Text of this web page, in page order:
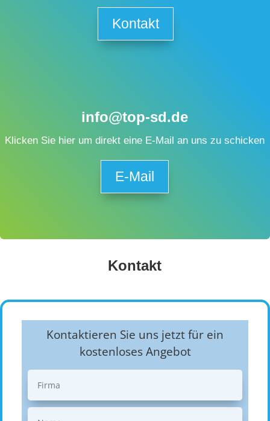
Kontakt
info@top-sd.de
Klicken Sie hier um direkt eine E-Mail an uns zu schicken
E-Mail
Kontakt
Kontaktieren Sie uns jetzt für ein
kostenloses Angebot